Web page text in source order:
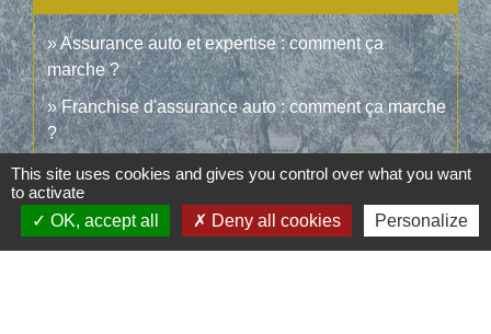
Assurance auto et expertise : comment ça
marche ?
Franchise d'assurance auto : comment ça marche
?
Que devient le véhicule accidenté ?
Êtes-vous couvert par votre assurance si vous
prêtez votre voiture à quelqu'un ?
This site uses cookies and gives you control over what you want
to activate
OK, accept all
Deny all cookies Personalize